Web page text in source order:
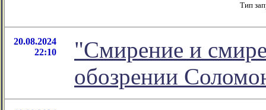
Тип
20.08.2024
22:10
"Смирение и
обозрении